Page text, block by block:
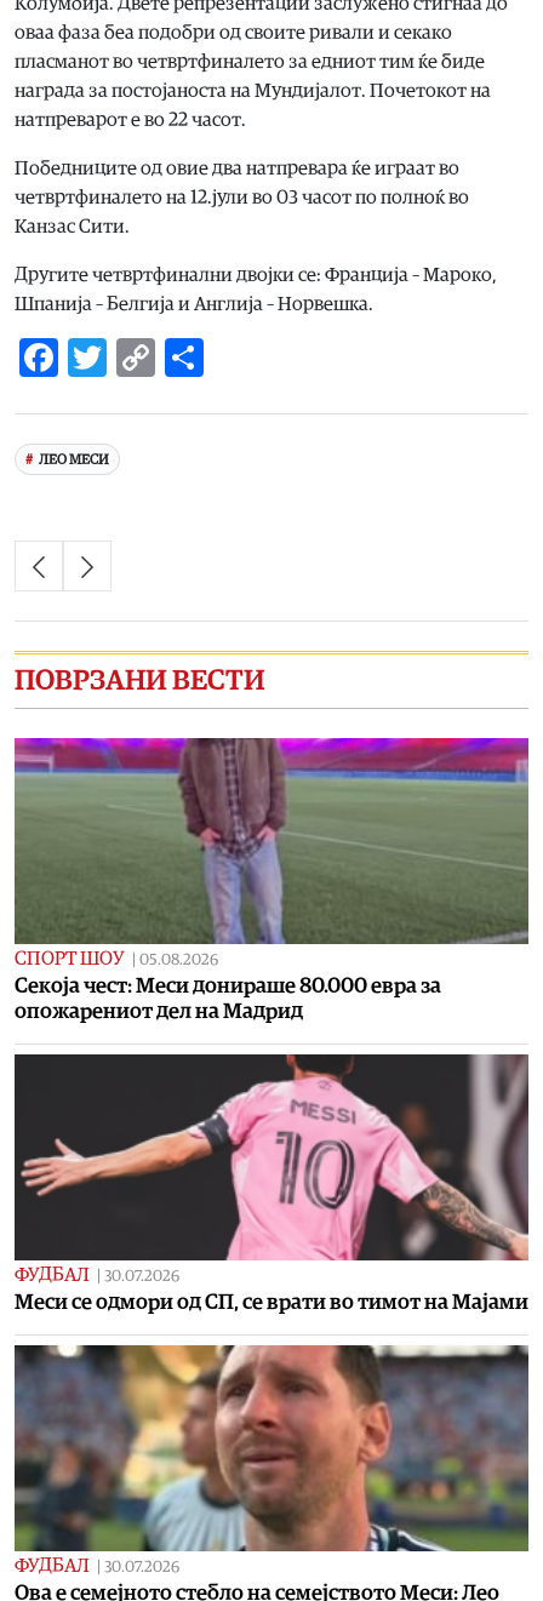
Колумбија. Двете репрезентации заслужено стигнаа до
оваа фаза беа подобри од своите ривали и секако
пласманот во четвртфиналето за едниот тим ќе биде
награда за постојаноста на Мундијалот. Почетокот на
натпреварот е во 22 часот.
Победниците од овие два натпревара ќе играат во
четвртфиналето на 12.јули во 03 часот по полноќ во
Канзас Сити.
Другите четвртфинални двојки се: Франција – Мароко,
Шпанија – Белгија и Англија – Норвешка.
Facebook
Twitter
Copy
ЛЕО МЕСИ
ПОВРЗАНИ ВЕСТИ
СПОРТ ШОУ 05.08.2026
Секоја чест: Меси донираше 80.000 евра за
опожарениот дел на Мадрид
ФУДБАЛ 30.07.2026
Meси се одмори од СП, се врати во тимот на Мајами
ФУДБАЛ 30.07.2026
Oва е семејното стебло на семејството Меси: Лео